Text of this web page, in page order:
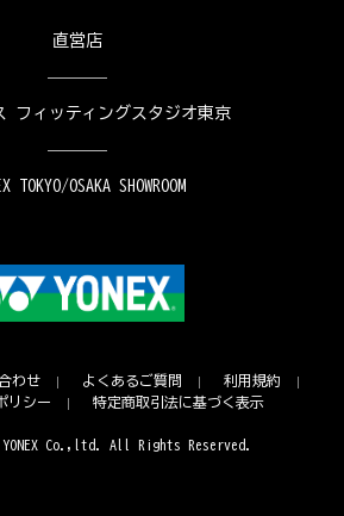
直営店
フィッティングスタジオ東京
TOKYO/OSAKA SHOWROOM
わせ よくあるご質問
利用規約
リシー
特定商取引法に基づく表示
Co.,ltd. All Rights Reserved.